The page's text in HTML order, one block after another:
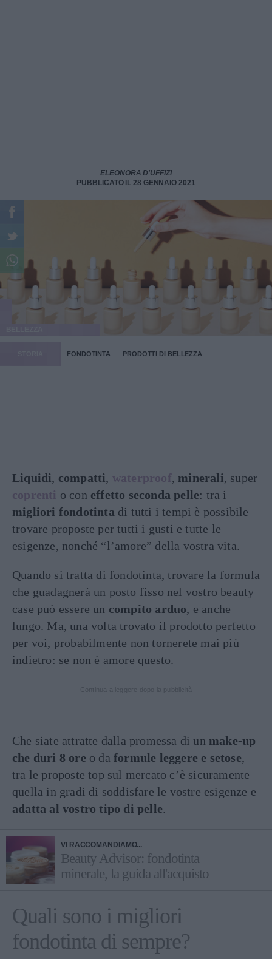
ELEONORA D'UFFIZI
PUBBLICATO IL 28 GENNAIO 2021
FONDOTINTA PRODOTTI DI BELLEZZA
Liquidi, compatti, waterproof, minerali, super
coprenti o con effetto seconda pelle: tra i
migliori fondotinta di tutti i tempi è possibile
trovare proposte per tutti i gusti e tutte le
esigenze, nonché “l’amore” della vostra vita.
Quando si tratta di fondotinta, trovare la formula
che guadagnerà un posto fisso nel vostro beauty
case può essere un compito arduo, e anche
lungo. Ma, una volta trovato il prodotto perfetto
per voi, probabilmente non tornerete mai più
indietro: se non è amore questo.
Che siate attratte dalla promessa di un make-up
che duri 8 ore o da formule leggere e setose,
tra le proposte top sul mercato c’è sicuramente
quella in gradi di soddisfare le vostre esigenze e
adatta al vostro tipo di pelle.
VI RACCOMANDIAMO...
Beauty Advisor: fondotinta
minerale, la guida all'acquisto
Quali sono i migliori
fondotinta di sempre?